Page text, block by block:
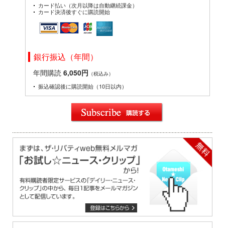
カード払い（次月以降は自動継続課金）
カード決済後すぐに購読開始
銀行振込（年間）
年間購読 6,050円 （税込み）
振込確認後に購読開始（10日以内）